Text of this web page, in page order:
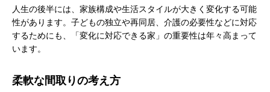
人生の後半には、家族構成や生活スタイルが大きく変化する可能
性があります。子どもの独立や再同居、介護の必要性などに対応
するためにも、「変化に対応できる家」の重要性は年々高まって
います。
柔軟な間取りの考え方